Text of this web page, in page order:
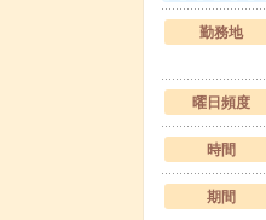
勤務地
曜日頻度
時間
期間